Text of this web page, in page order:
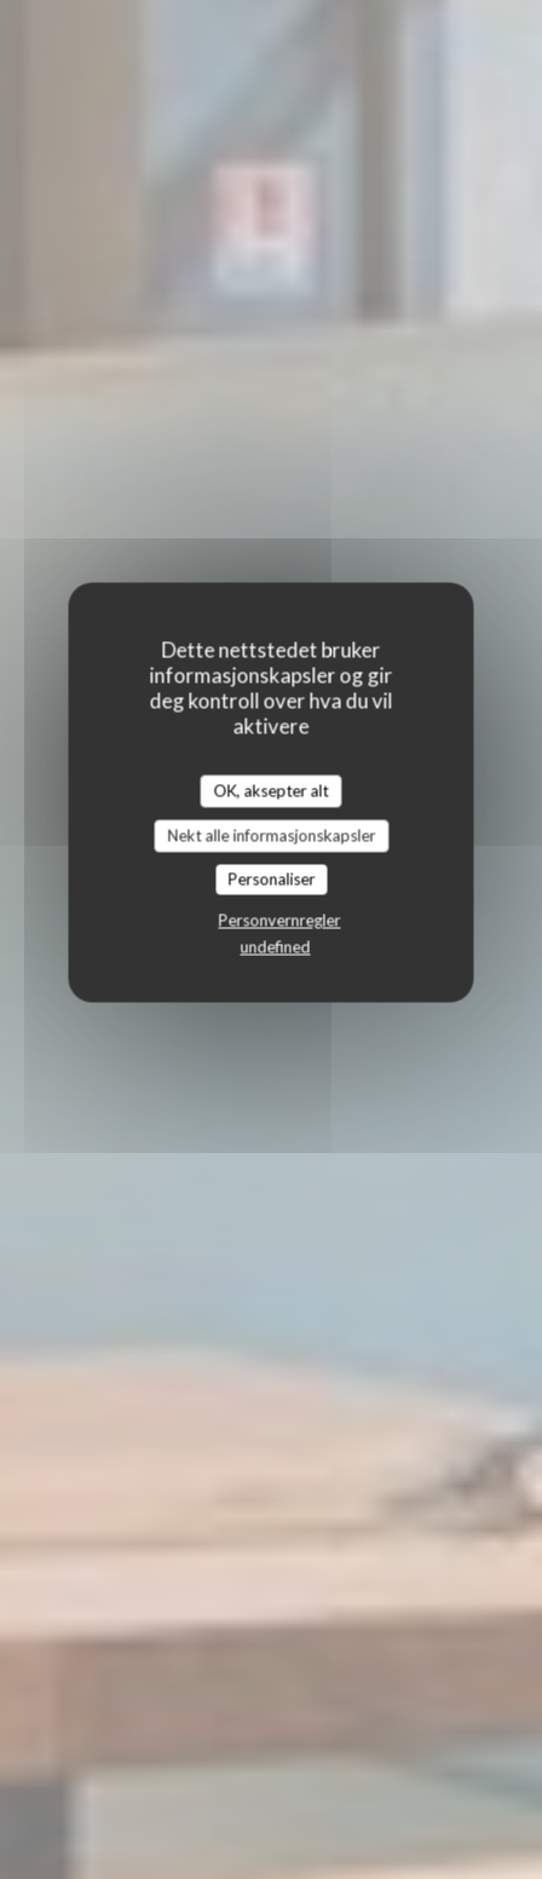
Dette nettstedet bruker
informasjonskapsler og gir
deg kontroll over hva du vil
aktivere
OK, aksepter alt
Nekt alle informasjonskapsler
Personaliser
Personvernregler
undefined